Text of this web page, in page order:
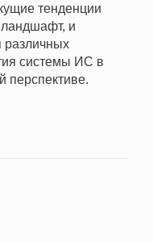
тенденции
и
различных
системы ИС в
перспективе.